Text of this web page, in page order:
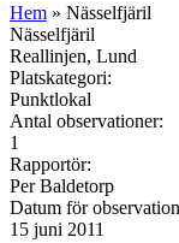
Hem » Nässelfjäril
Nässelfjäril
Reallinjen, Lund
Platskategori:
Punktlokal
Antal observationer:
1
Rapportör:
Per Baldetorp
Datum för
15 juni 2011